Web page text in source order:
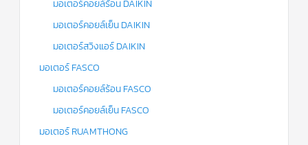
มอเตอร์คอยล์ร้อน DAIKIN
มอเตอร์คอยล์เย็น DAIKIN
มอเตอร์สวิงแอร์ DAIKIN
มอเตอร์ FASCO
มอเตอร์คอยล์ร้อน FASCO
มอเตอร์คอยล์เย็น FASCO
มอเตอร์ RUAMTHONG